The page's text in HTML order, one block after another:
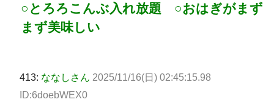
○とろろこんぶ入れ放題 ○おはぎがまず
まず美味しい
413: ななしさん 2025/11/16(日) 02:45:15.98
ID:6doebWEX0